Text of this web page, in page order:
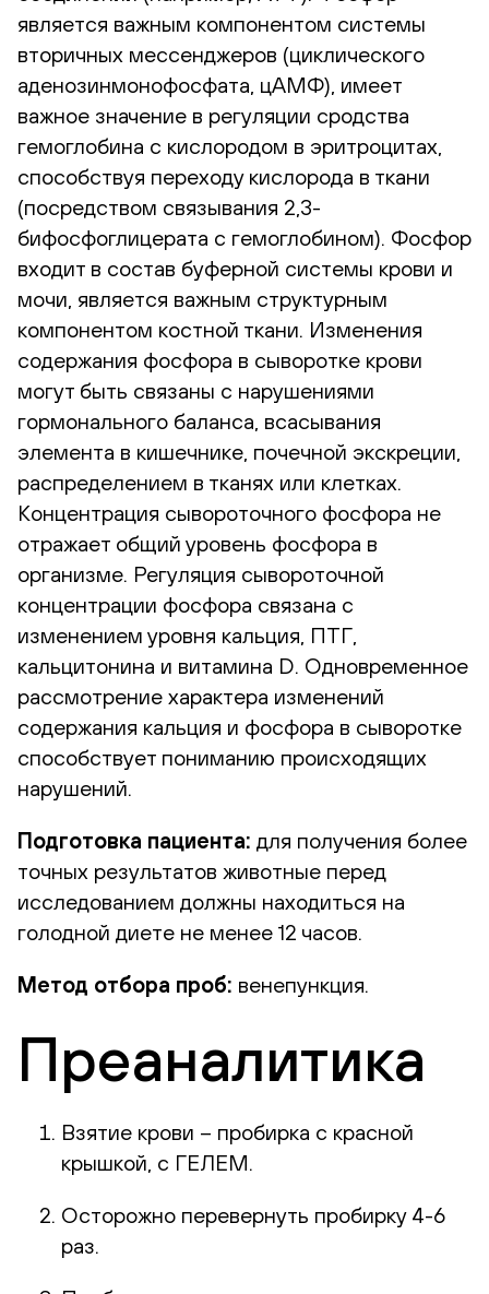
является важным компонентом системы
вторичных мессенджеров (циклического
аденозинмонофосфата, цАМФ), имеет
важное значение в регуляции сродства
гемоглобина с кислородом в эритроцитах,
способствуя переходу кислорода в ткани
(посредством связывания 2,3-
бифосфоглицерата с гемоглобином). Фосфор
входит в состав буферной системы крови и
мочи, является важным структурным
компонентом костной ткани. Изменения
содержания фосфора в сыворотке крови
могут быть связаны с нарушениями
гормонального баланса, всасывания
элемента в кишечнике, почечной экскреции,
распределением в тканях или клетках.
Концентрация сывороточного фосфора не
отражает общий уровень фосфора в
организме. Регуляция сывороточной
концентрации фосфора связана с
изменением уровня кальция, ПТГ,
кальцитонина и витамина D. Одновременное
рассмотрение характера изменений
содержания кальция и фосфора в сыворотке
способствует пониманию происходящих
нарушений.
Подготовка пациента: для получения более
точных результатов животные перед
исследованием должны находиться на
голодной диете не менее 12 часов.
Метод отбора проб: венепункция.
Преаналитика
Взятие крови – пробирка с красной
крышкой, с ГЕЛЕМ.
Осторожно перевернуть пробирку 4-6
раз.